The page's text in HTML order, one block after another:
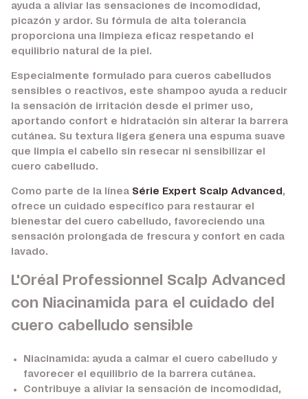
ayuda a aliviar las sensaciones de incomodidad,
picazón y ardor. Su fórmula de alta tolerancia
proporciona una limpieza eficaz respetando el
equilibrio natural de la piel.
Especialmente formulado para cueros cabelludos
sensibles o reactivos, este shampoo ayuda a reducir
la sensación de irritación desde el primer uso,
aportando confort e hidratación sin alterar la barrera
cutánea. Su textura ligera genera una espuma suave
que limpia el cabello sin resecar ni sensibilizar el
cuero cabelludo.
Como parte de la línea Série Expert Scalp Advanced ,
ofrece un cuidado específico para restaurar el
bienestar del cuero cabelludo, favoreciendo una
sensación prolongada de frescura y confort en cada
lavado.
L'Oréal Professionnel Scalp Advanced
con Niacinamida para el cuidado del
cuero cabelludo sensible
Niacinamida: ayuda a calmar el cuero cabelludo y
favorecer el equilibrio de la barrera cutánea.
Contribuye a aliviar la sensación de incomodidad,